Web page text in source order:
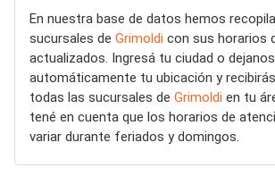
En nuestra base de datos hemos
sucursales de Grimoldi con sus horarios
actualizados. Ingresá tu ciudad o
automáticamente tu ubicación y
todas las sucursales de Grimoldi en tu
tené en cuenta que los horarios de
variar durante feriados y domingos.